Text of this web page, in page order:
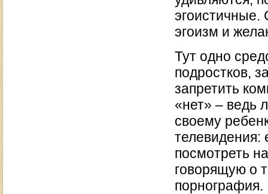
эгоистичные.
эгоизм и
Тут одно
подростков,
запретить
«нет» – ведь
своему
телевидения:
посмотреть
говорящую о
порнография.